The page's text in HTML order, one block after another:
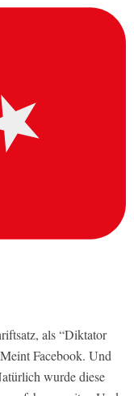
als “Diktator
Facebook. Und
wurde diese